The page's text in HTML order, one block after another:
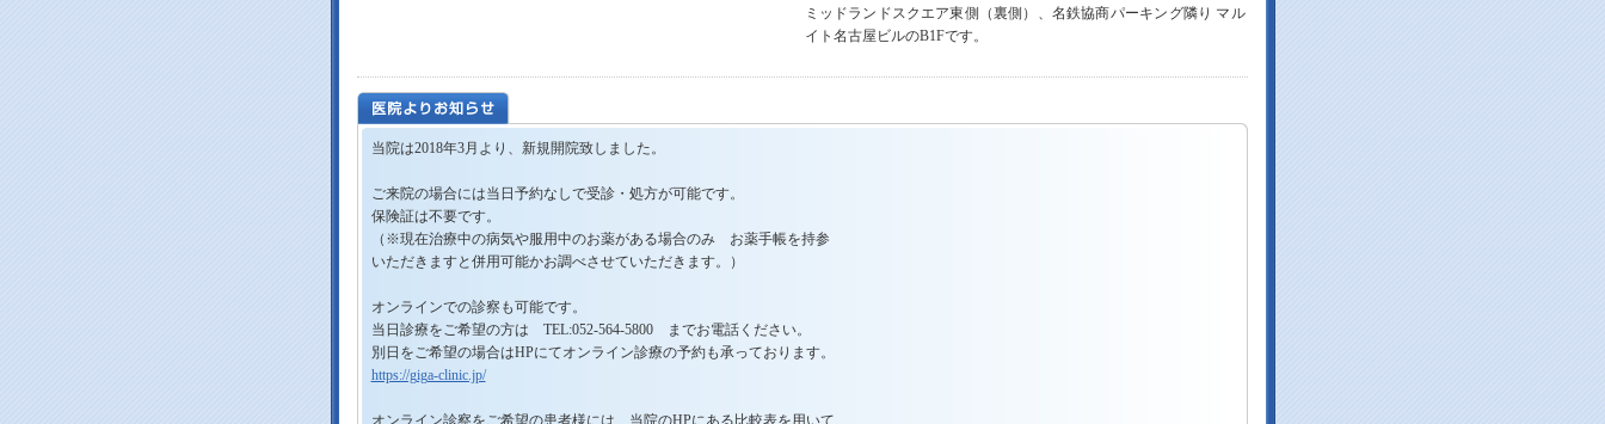
ミッドランドスクエア東側（裏側）、名鉄協商パーキング隣り マル
イト名古屋ビルのB1Fです。
当院は2018年3月より、新規開院致しました。
ご来院の場合には当日予約なしで受診・処方が可能です。
保険証は不要です。
（※現在治療中の病気や服用中のお薬がある場合のみ お薬手帳を持参
いただきますと併用可能かお調べさせていただきます。）
オンラインでの診察も可能です。
当日診療をご希望の方は TEL:052-564-5800 までお電話ください。
別日をご希望の場合はHPにてオンライン診療の予約も承っております。
https://giga-clinic.jp/
オンライン診察をご希望の患者様には、当院のHPにある比較表を用いて